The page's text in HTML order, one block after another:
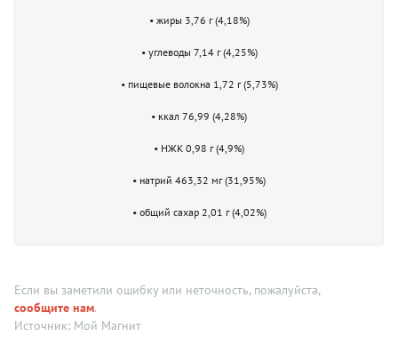
• жиры 3,76 г (4,18%)
• углеводы 7,14 г (4,25%)
• пищевые волокна 1,72 г (5,73%)
• ккал 76,99 (4,28%)
• НЖК 0,98 г (4,9%)
• натрий 463,32 мг (31,95%)
• общий сахар 2,01 г (4,02%)
Если вы заметили ошибку или неточность, пожалуйста,
сообщите нам.
Источник: Мой Магнит